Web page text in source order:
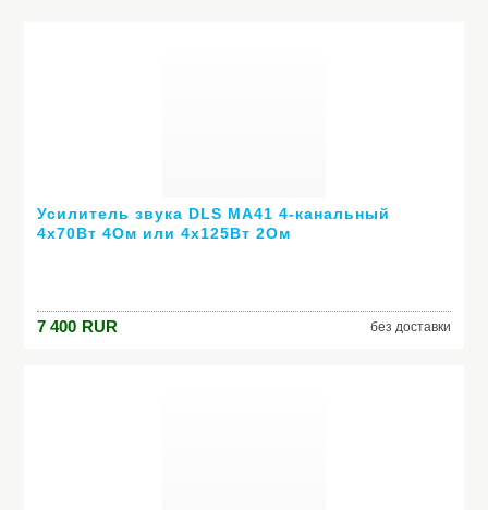
Усилитель звука DLS MA41 4-канальный
4х70Вт 4Ом или 4х125Вт 2Ом
7 400 RUR без доставки